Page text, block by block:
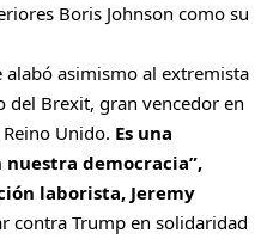
Boris Johnson como su
alabó asimismo al extremista
del Brexit, gran vencedor en
Unido. Es una
democracia”,
laborista, Jeremy
contra Trump en solidaridad